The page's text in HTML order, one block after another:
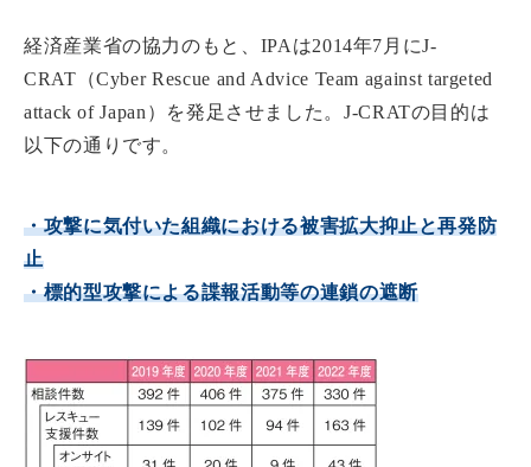
経済産業省の協力のもと、IPAは2014年7月にJ-
CRAT（Cyber Rescue and Advice Team against targeted
attack of Japan）を発足させました。J-CRATの目的は
以下の通りです。
・攻撃に気付いた組織における被害拡大抑止と再発防
止
・標的型攻撃による諜報活動等の連鎖の遮断